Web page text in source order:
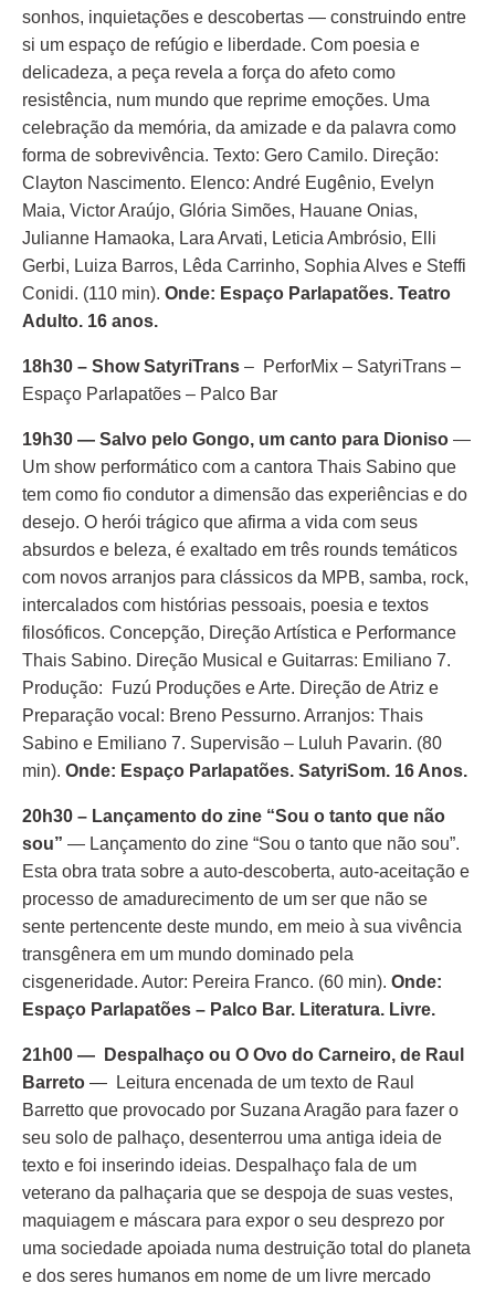
sonhos, inquietações e descobertas — construindo entre
si um espaço de refúgio e liberdade. Com poesia e
delicadeza, a peça revela a força do afeto como
resistência, num mundo que reprime emoções. Uma
celebração da memória, da amizade e da palavra como
forma de sobrevivência. Texto: Gero Camilo. Direção:
Clayton Nascimento. Elenco: André Eugênio, Evelyn
Maia, Victor Araújo, Glória Simões, Hauane Onias,
Julianne Hamaoka, Lara Arvati, Leticia Ambrósio, Elli
Gerbi, Luiza Barros, Lêda Carrinho, Sophia Alves e Steffi
Conidi. (110 min). Onde: Espaço Parlapatões. Teatro
Adulto. 16 anos.
18h30 – Show SatyriTrans – PerforMix – SatyriTrans –
Espaço Parlapatões – Palco Bar
19h30 — Salvo pelo Gongo, um canto para Dioniso —
Um show performático com a cantora Thais Sabino que
tem como fio condutor a dimensão das experiências e do
desejo. O herói trágico que afirma a vida com seus
absurdos e beleza, é exaltado em três rounds temáticos
com novos arranjos para clássicos da MPB, samba, rock,
intercalados com histórias pessoais, poesia e textos
filosóficos. Concepção, Direção Artística e Performance
Thais Sabino. Direção Musical e Guitarras: Emiliano 7.
Produção: Fuzú Produções e Arte. Direção de Atriz e
Preparação vocal: Breno Pessurno. Arranjos: Thais
Sabino e Emiliano 7. Supervisão – Luluh Pavarin. (80
min). Onde: Espaço Parlapatões. SatyriSom. 16 Anos.
20h30 – Lançamento do zine “Sou o tanto que não
sou” — Lançamento do zine “Sou o tanto que não sou”.
Esta obra trata sobre a auto-descoberta, auto-aceitação e
processo de amadurecimento de um ser que não se
sente pertencente deste mundo, em meio à sua vivência
transgênera em um mundo dominado pela
cisgeneridade. Autor: Pereira Franco. (60 min). Onde:
Espaço Parlapatões – Palco Bar. Literatura. Livre.
21h00 — Despalhaço ou O Ovo do Carneiro, de Raul
Barreto — Leitura encenada de um texto de Raul
Barretto que provocado por Suzana Aragão para fazer o
seu solo de palhaço, desenterrou uma antiga ideia de
texto e foi inserindo ideias. Despalhaço fala de um
veterano da palhaçaria que se despoja de suas vestes,
maquiagem e máscara para expor o seu desprezo por
uma sociedade apoiada numa destruição total do planeta
e dos seres humanos em nome de um livre mercado